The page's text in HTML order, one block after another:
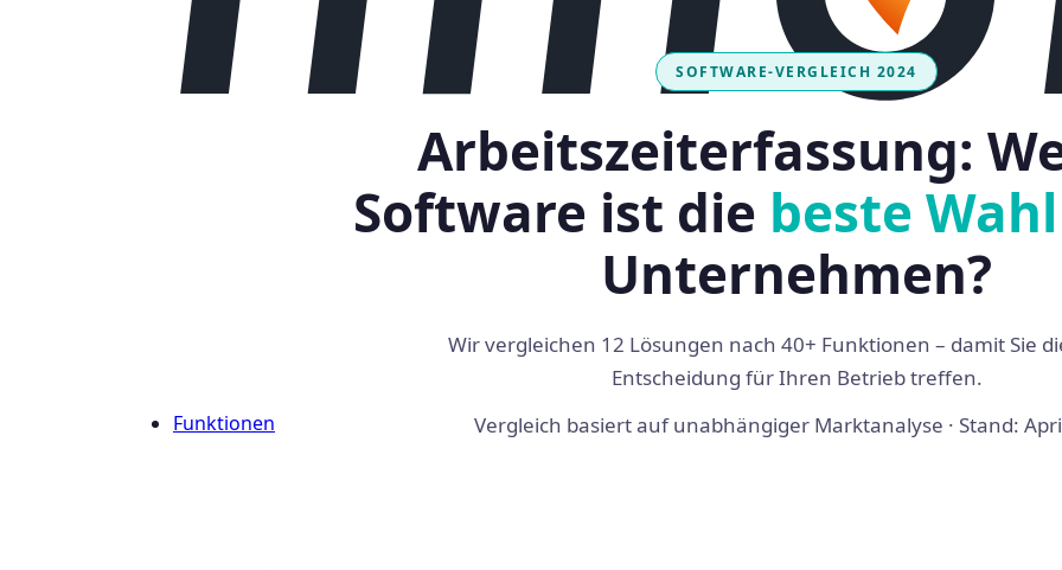
Funktionen
SOFTWARE-VERGLEICH 2024
Arbeitszeiterfassung:
Software ist die beste Wahl
Unternehmen?
Wir vergleichen 12 Lösungen nach 40+ Funktionen – damit Sie
Entscheidung für Ihren Betrieb treffen.
Vergleich basiert auf unabhängiger Marktanalyse · Stand: